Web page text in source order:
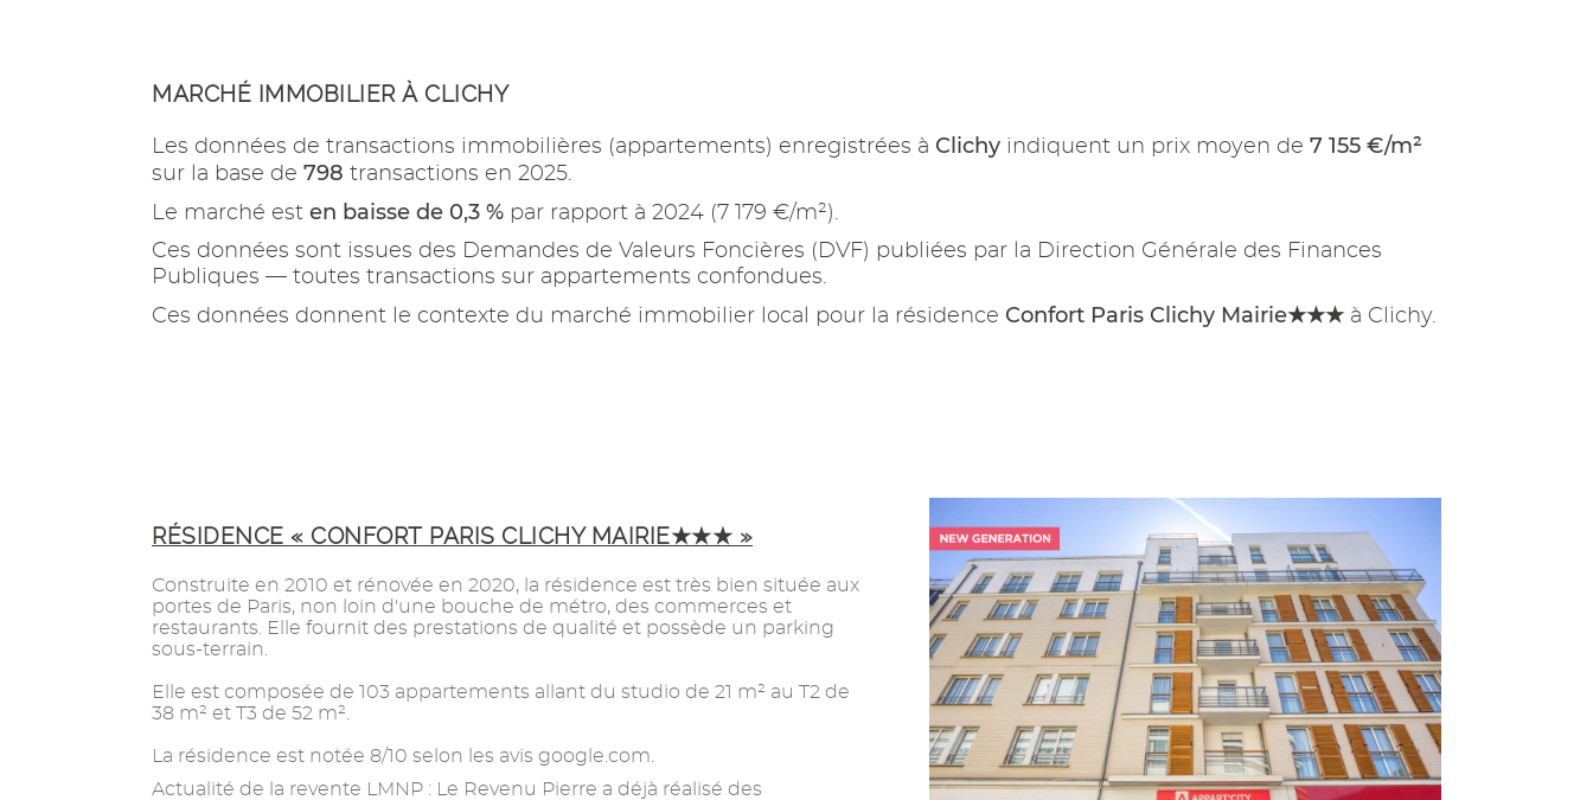
MARCHÉ IMMOBILIER À CLICHY
Les données de transactions immobilières (appartements) enregistrées à Clichy indiquent un prix moyen de 7 155 €/m²
sur la base de 798 transactions en 2025.
Le marché est en baisse de 0,3 % par rapport à 2024 (7 179 €/m²).
Ces données sont issues des Demandes de Valeurs Foncières (DVF) publiées par la Direction Générale des Finances
Publiques — toutes transactions sur appartements confondues.
Ces données donnent le contexte du marché immobilier local pour la résidence Confort Paris Clichy Mairie★★★ à Clichy.
RÉSIDENCE « CONFORT PARIS CLICHY MAIRIE★★★ »
Construite en 2010 et rénovée en 2020, la résidence est très bien située aux
portes de Paris, non loin d'une bouche de métro, des commerces et
restaurants. Elle fournit des prestations de qualité et possède un parking
sous-terrain.
Elle est composée de 103 appartements allant du studio de 21 m² au T2 de
38 m² et T3 de 52 m².
La résidence est notée 8/10 selon les avis google.com.
Actualité de la revente LMNP : Le Revenu Pierre a déjà réalisé des